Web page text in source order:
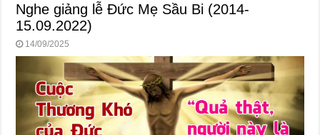
Nghe giảng lễ Đức Mẹ Sầu Bi (2014-
15.09.2022)
14/09/2025